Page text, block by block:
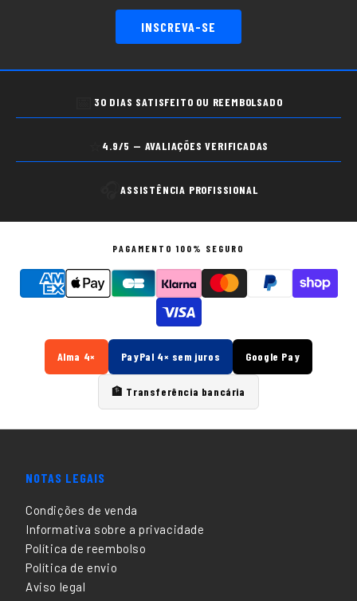
INSCREVA-SE
30 DIAS SATISFEITO OU REEMBOLSADO
4.9/5 — AVALIAÇÕES VERIFICADAS
🎧ASSISTÊNCIA PROFISSIONAL
PAGAMENTO 100% SEGURO
Alma 4× PayPal 4× sem juros Google Pay
🏦 Transferência bancária
NOTAS LEGAIS
Condições de venda
Informativa sobre a privacidade
Política de reembolso
Política de envio
Aviso legal